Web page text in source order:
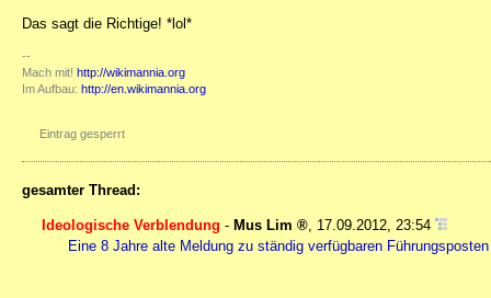
Das sagt die Richtige! *lol*
--
Mach mit! http://wikimannia.org
Im Aufbau: http://en.wikimannia.org
Eintrag gesperrt
gesamter Thread:
Ideologische Verblendung - Mus Lim , 17.09.2012, 23:54
Eine 8 Jahre alte Meldung zu ständig verfügbaren